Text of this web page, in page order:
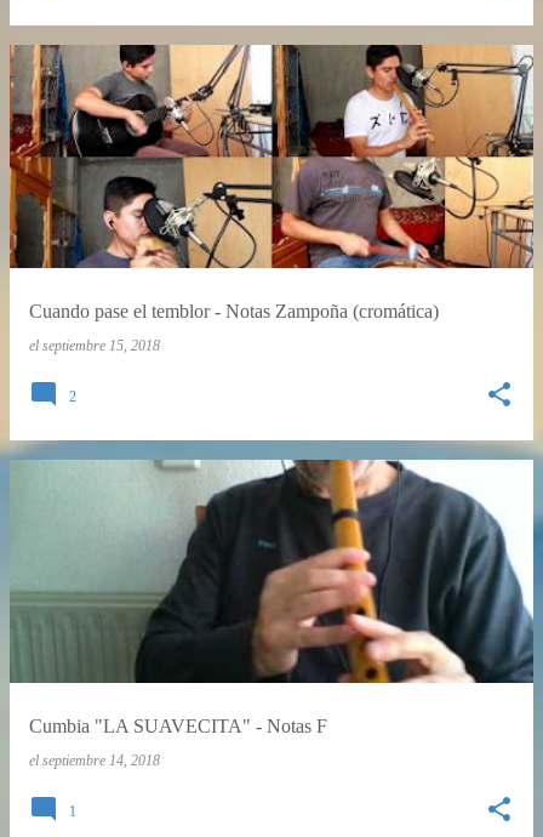
Cuando pase el temblor - Notas Zampoña (cromática)
el septiembre 15, 2018
2
Cumbia "LA SUAVECITA" - Notas F
el septiembre 14, 2018
1